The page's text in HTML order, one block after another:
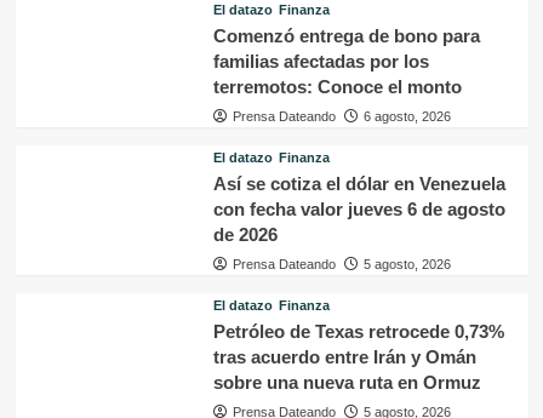
El datazo Finanza
Comenzó entrega de bono para
familias afectadas por los
terremotos: Conoce el monto
Prensa Dateando 6 agosto, 2026
El datazo Finanza
Así se cotiza el dólar en Venezuela
con fecha valor jueves 6 de agosto
de 2026
Prensa Dateando 5 agosto, 2026
El datazo Finanza
Petróleo de Texas retrocede 0,73%
tras acuerdo entre Irán y Omán
sobre una nueva ruta en Ormuz
Prensa Dateando 5 agosto, 2026